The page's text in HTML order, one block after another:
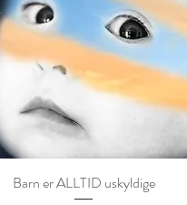
Barn er ALLTID uskyldige